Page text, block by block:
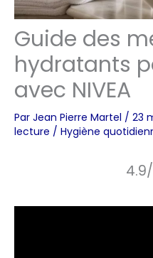
Guide des
hydratants
avec NIVEA
Par Jean Pierre Martel / 23
lecture / Hygiène